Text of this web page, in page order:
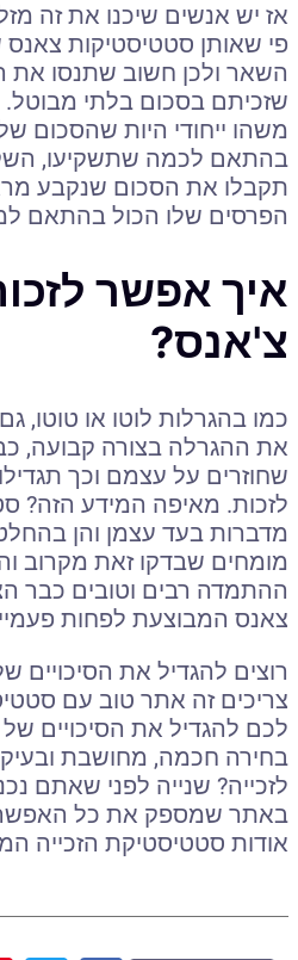
אז יש אנשים שיכנו את זה
פי שאותן סטטיסטיקות צאנס
השאר ולכן חשוב שתנסו את
שזכיתם בסכום בלתי
משהו ייחודי היות שהסכום
בהתאם לכמה שתשקיעו,
תקבלו את הסכום שנקבע
הפרסים שלו הכול בהתאם
איך אפשר
צ'אנס?
כמו בהגרלות לוטו או טוטו,
את ההגרלה בצורה קבועה,
שחוזרים על עצמם וכך
לזכות. מאיפה המידע הזה?
מדברות בעד עצמן והן
מומחים שבדקו זאת מקרוב
ההתמדה רבים וטובים כבר
צאנס המבוצעת לפחות
רוצים להגדיל את
צריכים זה אתר טוב עם
לכם להגדיל את הסיכויים
בחירה חכמה, מחושבת
לזכייה? שנייה לפני שאתם
באתר שמספק את כל
אודות סטטיסטיקת הזכייה